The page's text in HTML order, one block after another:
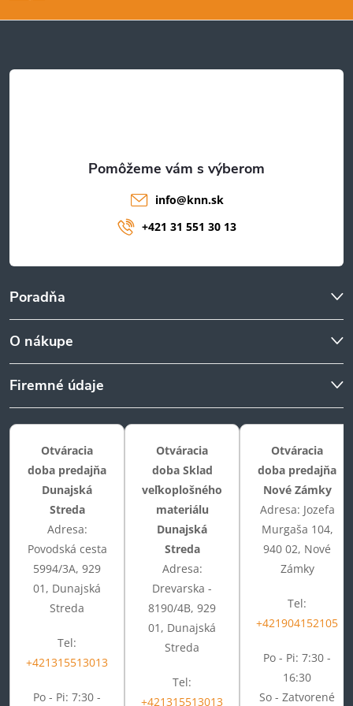
t
Poradňa
O nákupe
Firemné údaje
info@knn.sk
+421 31 551 30 13
Otváracia
doba predajňa
Dunajská
Streda
Adresa:
Povodská cesta
5994/3A, 929
01, Dunajská
Streda
Tel:
+421315513013
Po - Pi: 7:30 -
Otváracia
doba Sklad
veľkoplošného
materiálu
Dunajská
Streda
Adresa:
Drevarska -
8190/4B, 929
01, Dunajská
Streda
Tel:
+421315513013
Otváracia
doba predajňa
Nové Zámky
Adresa: Jozefa
Murgaša 104,
940 02, Nové
Zámky
Tel:
+421904152105
Po - Pi: 7:30 -
16:30
So - Zatvorené